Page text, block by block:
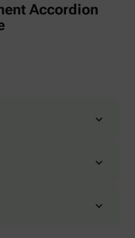
Accordion